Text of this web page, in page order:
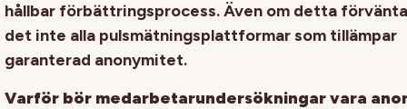
hållbar förbättringsprocess. Även om detta
det inte alla pulsmätningsplattformar som tillämpar
garanterad anonymitet.
Varför bör medarbetarundersökningar vara